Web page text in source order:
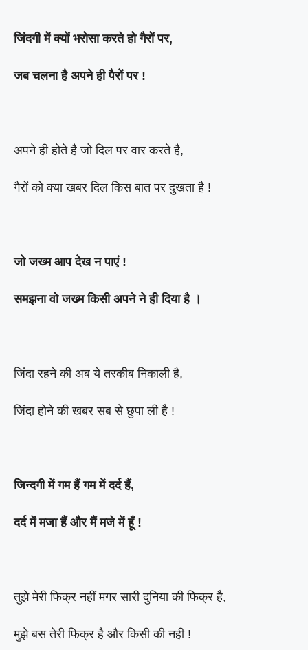
जिंदगी में क्यों भरोसा करते हो गैरों पर,
जब चलना है अपने ही पैरों पर !
अपने ही होते है जो दिल पर वार करते है,
गैरों को क्या खबर दिल किस बात पर दुखता है !
जो जख्म आप देख न पाएं !
समझना वो जख्म किसी अपने ने ही दिया है ।
जिंदा रहने की अब ये तरकीब निकाली है,
जिंदा होने की खबर सब से छुपा ली है !
जिन्दगी में गम हैं गम में दर्द हैं,
दर्द में मजा हैं और मैं मजे में हूँ !
तुझे मेरी फिक्र नहीं मगर सारी दुनिया की फिक्र है,
मुझे बस तेरी फिक्र है और किसी की नही !